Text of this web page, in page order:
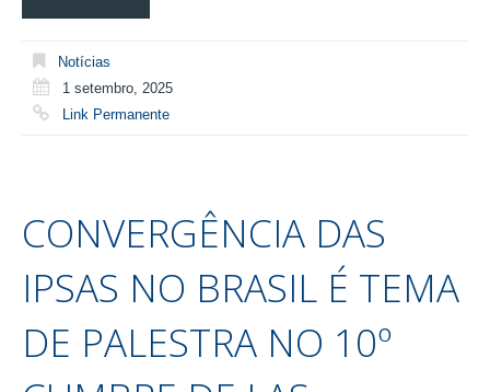
Notícias
1 setembro, 2025
Link Permanente
CONVERGÊNCIA DAS
IPSAS NO BRASIL É TEMA
DE PALESTRA NO 10º